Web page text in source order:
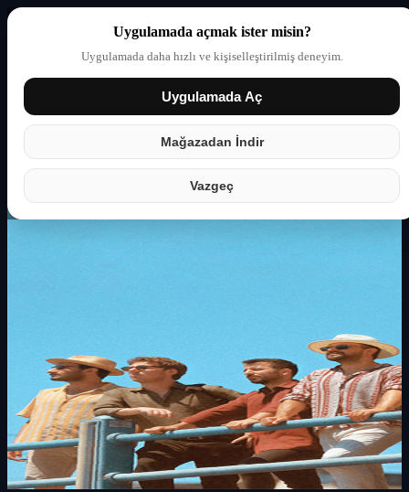
Uygulamada açmak ister misin?
Uygulamada daha hızlı ve kişiselleştirilmiş deneyim.
Uygulamada Aç
Mağazadan İndir
Vazgeç
Giriş yap Partner